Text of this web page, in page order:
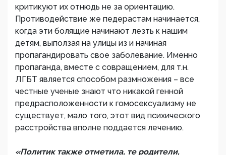
критикуют их отнюдь не за ориентацию.
Противодействие же педерастам начинается,
когда эти болящие начинают лезть к нашим
детям, выползая на улицы из и начиная
пропагандировать свое заболевание. Именно
пропаганда, вместе с совращением, для т.н.
ЛГБТ является способом размножения – все
честные ученые знают что никакой генной
предрасположенности к гомосексуализму не
существует, мало того, этот вид психического
расстройства вполне поддается лечению.
«Политик также отметила, те родители,